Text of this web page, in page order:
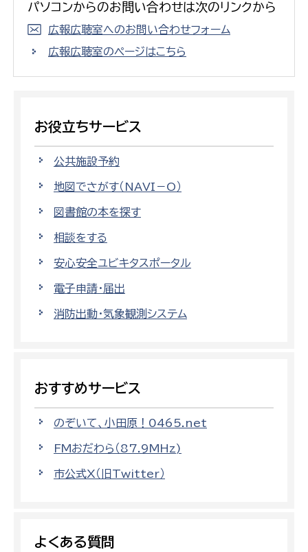
パソコンからのお問い合わせは次のリンクから
広報広聴室へのお問い合わせフォーム
広報広聴室のページはこちら
お役立ちサービス
公共施設予約
地図でさがす（NAVI－O）
図書館の本を探す
相談をする
安心安全ユビキタスポータル
電子申請・届出
消防出動・気象観測システム
おすすめサービス
のぞいて、小田原！0465.net
FMおだわら（87.9MHz)
市公式X（旧Twitter）
よくある質問